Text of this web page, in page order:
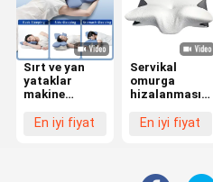
Sırt ve yan
yataklar
makine
polyester
En iyi fiyat
Servikal
omurga
hizalanması
yastık kontur
En iyi fiyat